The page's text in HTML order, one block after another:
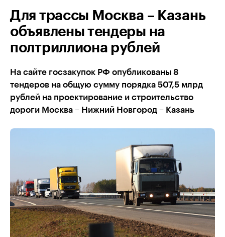
Для трассы Москва – Казань
объявлены тендеры на
полтриллиона рублей
На сайте госзакупок РФ опубликованы 8
тендеров на общую сумму порядка 507,5 млрд
рублей на проектирование и строительство
дороги Москва – Нижний Новгород – Казань